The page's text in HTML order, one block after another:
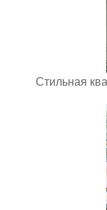
Стильная